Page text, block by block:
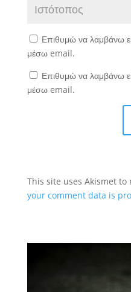
Επιθυμώ να λαμβάνω
μέσω email.
Επιθυμώ να λαμβάνω
μέσω email.
This site uses Akismet to
your comment data is